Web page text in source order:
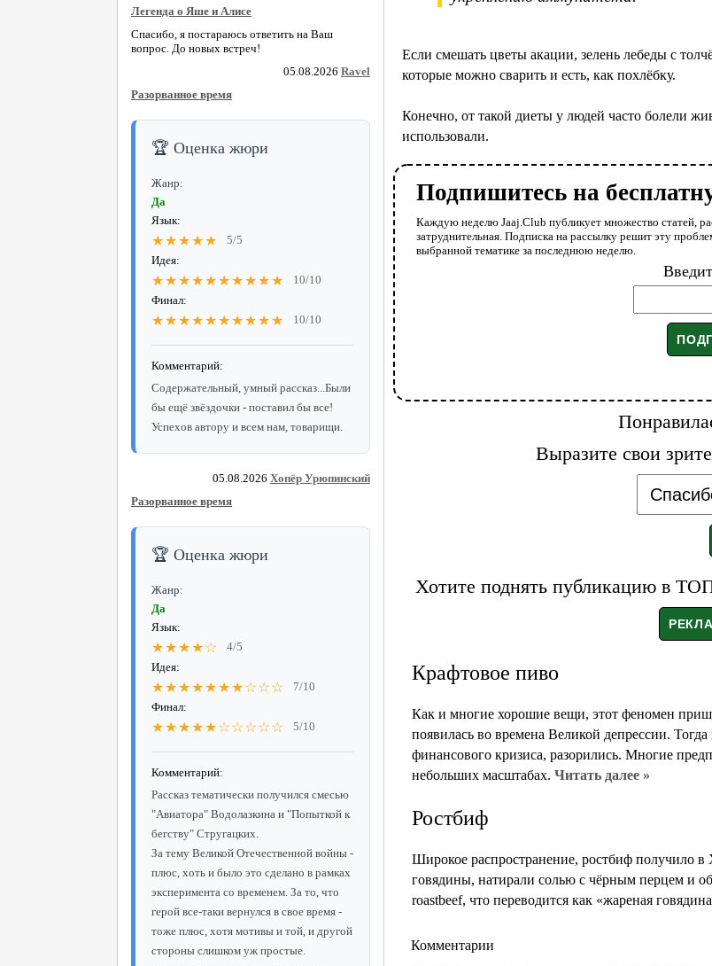
Легенда о Яше и Алисе
Спасибо, я постараюсь ответить на Ваш
вопрос. До новых встреч!
05.08.2026 Ravel
Разорванное время
🏆 Оценка жюри
Жанр:
Да
Язык:
★★★★★
5/5
Идея:
★★★★★★★★★★
10/10
Финал:
★★★★★★★★★★ 10/10
Комментарий:
Содержательный, умный рассказ...Были
бы ещё звёздочки - поставил бы все!
Успехов автору и всем нам, товарищи.
05.08.2026 Хопёр Урюпинский
Разорванное время
🏆 Оценка жюри
Жанр:
Да
Язык:
★★★★☆
4/5
Идея:
★★★★★★★☆☆☆
7/10
Финал:
★★★★★☆☆☆☆☆ 5/10
Комментарий:
Рассказ тематически получился смесью
"Авиатора" Водолазкина и "Попыткой к
бегству" Стругацких.
За тему Великой Отечественной войны -
плюс, хоть и было это сделано в рамках
эксперимента со временем. За то, что
герой все-таки вернулся в свое время -
тоже плюс, хотя мотивы и той, и другой
стороны слишком уж простые.
Если смешать цветы акации, зелень лебеды с
которые можно сварить и есть, как похлёбку.
Конечно, от такой диеты у людей часто болели
использовали.
Подпишитесь на
Каждую неделю Jaaj.Club публикует множество статей,
затруднительная. Подписка на рассылку решит эту
выбранной тематике за последнюю неделю.
Выразите свои
Хотите поднять публикацию в
Крафтовое пиво
Как и многие хорошие вещи, этот феномен
появилась во времена Великой депрессии.
финансового кризиса, разорились. Многие
небольших масштабах. Читать далее »
Ростбиф
Широкое распространение, ростбиф получило
говядины, натирали солью с чёрным перцем и
roastbeef, что переводится как «жареная
Комментарии